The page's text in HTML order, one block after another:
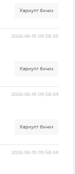
Хариулт бичих
2026-06-19 09:58:05
Хариулт бичих
2026-06-19 09:58:04
Хариулт бичих
2026-06-19 09:58:04